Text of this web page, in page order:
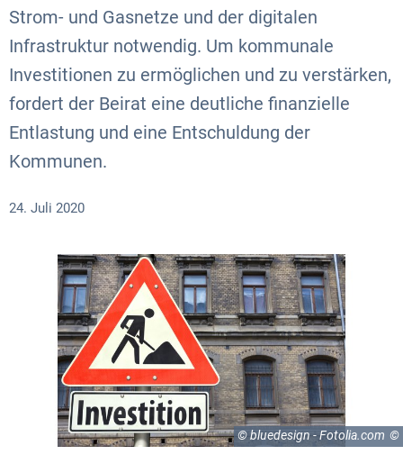
Strom- und Gasnetze und der digitalen
Infrastruktur notwendig. Um kommunale
Investitionen zu ermöglichen und zu verstärken,
fordert der Beirat eine deutliche finanzielle
Entlastung und eine Entschuldung der
Kommunen.
24. Juli 2020
© bluedesign - Fotolia.com